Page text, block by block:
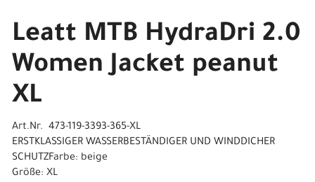
Leatt MTB HydraDri 2.0
Women Jacket peanut
XL
Art.Nr. 473-119-3393-365-XL
ERSTKLASSIGER WASSERBESTÄNDIGER UND WINDDICHER
SCHUTZFarbe: beige
Größe: XL